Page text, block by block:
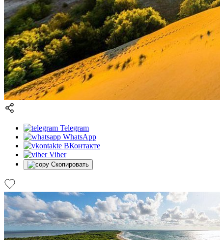
Telegram
WhatsApp
ВКонтакте
Viber
Скопировать